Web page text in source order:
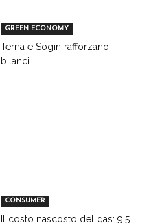
GREEN ECONOMY
Terna e Sogin rafforzano i
bilanci
CONSUMER
Il costo nascosto del gas: 9,5